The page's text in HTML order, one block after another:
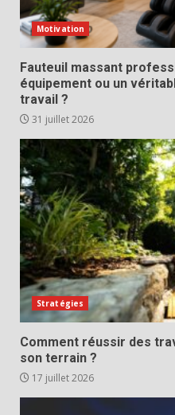
Motivation
Fauteuil massant
équipement ou un
travail ?
31 juillet 2026
Stratégies
Comment réussir des
son terrain ?
17 juillet 2026